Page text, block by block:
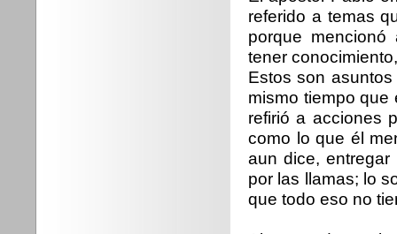
referido a temas
porque
tener
Estos son
mismo tiempo que
refirió a acciones
como lo que él
aun dice,
por las llamas; lo
que todo eso no